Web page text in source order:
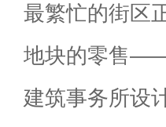
最繁忙的街区
地块的零售——
建筑事务所设